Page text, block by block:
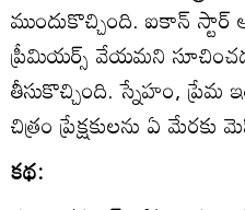
ముందుకొచ్చింది. ఐకాన్‌ స్టార్‌
ప్రీమియర్స్‌ వేయమని
తీసుకొచ్చింది. స్నేహం, ప్రేమ
చిత్రం ప్రేక్షకులను ఏ
కథ: